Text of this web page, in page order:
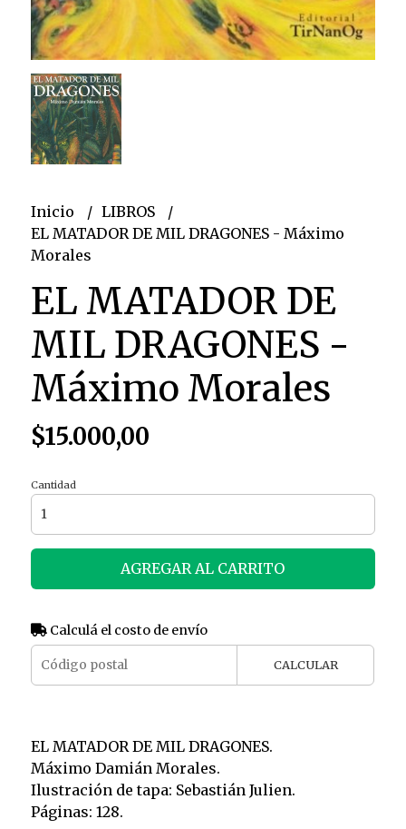
Inicio
LIBROS
EL MATADOR DE MIL DRAGONES - Máximo
Morales
EL MATADOR DE
MIL DRAGONES -
Máximo Morales
$15.000,00
Cantidad
AGREGAR AL CARRITO
Calculá el costo de envío
CALCULAR
EL MATADOR DE MIL DRAGONES.
Máximo Damián Morales.
Ilustración de tapa: Sebastián Julien.
Páginas: 128.